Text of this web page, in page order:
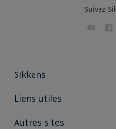
Suivez
Sikkens
A propos de Sikkens
Liens utiles
Ouvrir un magasin PASS
Autres sites